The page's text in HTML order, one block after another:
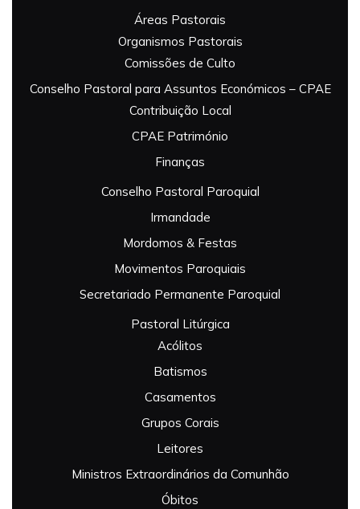
Áreas Pastorais
Organismos Pastorais
Comissões de Culto
Conselho Pastoral para Assuntos Económicos – CPAE
Contribuição Local
CPAE Património
Finanças
Conselho Pastoral Paroquial
Irmandade
Mordomos & Festas
Movimentos Paroquiais
Secretariado Permanente Paroquial
Pastoral Litúrgica
Acólitos
Batismos
Casamentos
Grupos Corais
Leitores
Ministros Extraordinários da Comunhão
Óbitos